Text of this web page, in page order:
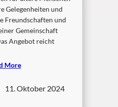
Gelegenheiten und
Freundschaften und
Gemeinschaft
Angebot reicht
More
11. Oktober 2024